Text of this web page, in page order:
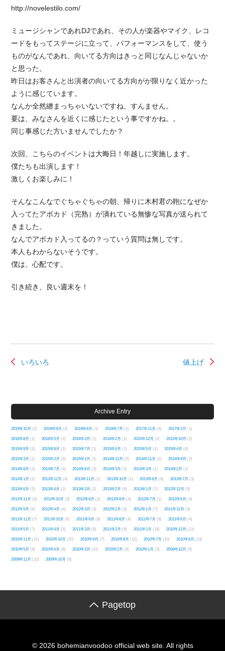
http://novelestilo.com/
ミュージシャンであれDJであれ、その人が楽器やマイク、レコ
ードをもってステージに立って、パフォーマンスをして、使う
ものがなんであれ、向いてる方向はきっと同じなんじゃないか
と思った。
昨日はお客さんと出演者の向いてる方向がが限りなく近かった
ように感じています。
なんか全然纏まっちゃいないですね、すんません。
要は、みなさんを近くに感じたという事ですかね。。
同じ事感じた方いませんでしたか？
次回、こちらのイベントは大晦日！年越しに実施します。
僕たちも出演します！
激しくお楽しみに！
そんなこんなでぐちゃぐちゃの朝、帰りに木村君の鞄になぜか
入ってたアボカド（完熟）が潰れている無惨な写真が送られて
きました。
なんでアボカド入ってるの？っていう質問は無しです。
本人もわからないそうです。
僕は、心配です。
引き続き、良い週末を！
値上げ
いろいろ
Archive Entry
2019年10月 (2) 2019年9月 (2) 2019年8月 (1) 2019年7月 (1) 2017年11月 (4) 2017年2月 (1)
2016年8月 (1) 2016年5月 (2) 2016年3月 (1) 2016年2月 (1) 2015年12月 (2) 2015年10月 (2)
2015年9月 (2) 2015年8月 (1) 2015年7月 (1) 2015年6月 (1) 2015年5月 (1) 2015年4月 (4)
2015年3月 (2) 2015年2月 (4) 2015年1月 (1) 2014年12月 (2) 2014年11月 (2) 2014年9月 (2)
2014年8月 (3) 2014年7月 (4) 2014年6月 (3) 2014年5月 (3) 2014年3月 (1) 2014年2月 (1)
2014年1月 (2) 2013年12月 (4) 2013年11月 (2) 2013年10月 (1) 2013年8月 (6) 2013年7月 (3)
2013年6月 (2) 2013年4月 (2) 2013年3月 (2) 2013年2月 (8) 2013年1月 (7) 2012年12月 (5)
2012年11月 (3) 2012年10月 (3) 2012年9月 (2) 2012年8月 (4) 2012年7月 (1) 2012年6月 (4)
2012年5月 (6) 2012年4月 (4) 2012年3月 (3) 2012年2月 (3) 2012年1月 (7) 2011年12月 (3)
2011年11月 (7) 2011年10月 (6) 2011年9月 (8) 2011年8月 (4) 2011年7月 (6) 2011年6月 (4)
2011年5月 (7) 2011年4月 (5) 2011年3月 (8) 2011年2月 (9) 2011年1月 (18) 2010年12月 (11)
2010年11月 (11) 2010年10月 (22) 2010年9月 (7) 2010年8月 (12) 2010年7月 (10) 2010年6月 (13)
2010年5月 (9) 2010年4月 (8) 2010年3月 (11) 2010年2月 (8) 2010年1月 (3) 2009年12月 (5)
2009年11月 (12) 2009年10月 (8)
Pagetop
© 2026 bohemianvoodoo official web site. All rights